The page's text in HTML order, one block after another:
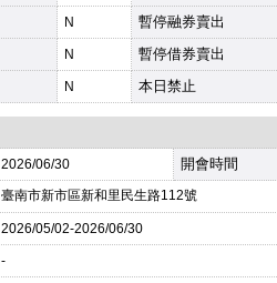
N
暫停融券賣出
N
暫停借券賣出
N 本日禁止
2026/06/30
開會時間
臺南市新市區新和里民生路112號
2026/05/02-2026/06/30
-